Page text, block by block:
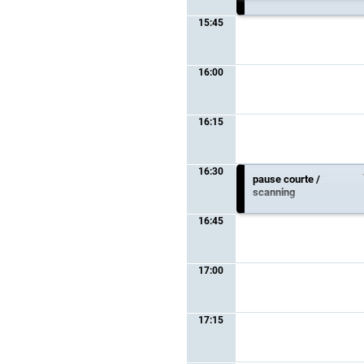
15:45
16:00
16:15
16:30
16:45
17:00
17:15
Thème :Symposium de
l'industrie
pause courte /
scanning